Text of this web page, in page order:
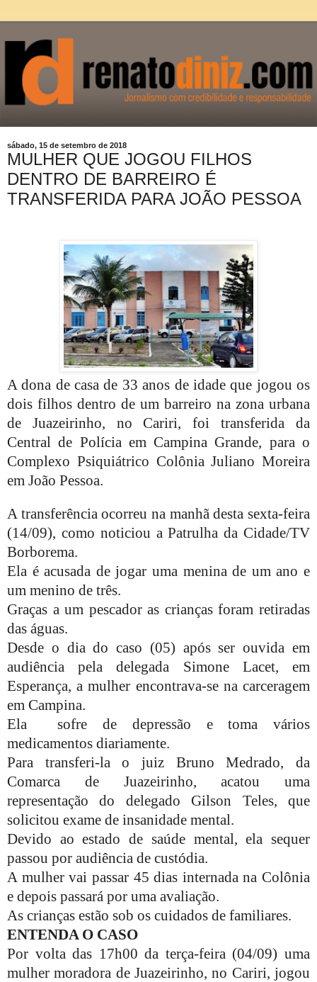
sábado, 15 de setembro de 2018
MULHER QUE JOGOU FILHOS
DENTRO DE BARREIRO É
TRANSFERIDA PARA JOÃO PESSOA
A dona de casa de 33 anos de idade que jogou os
dois filhos dentro de um barreiro na zona urbana
de Juazeirinho, no Cariri, foi transferida da
Central de Polícia em Campina Grande, para o
Complexo Psiquiátrico Colônia Juliano Moreira
em João Pessoa.
A transferência ocorreu na manhã desta sexta-feira
(14/09), como noticiou a Patrulha da Cidade/TV
Borborema.
Ela é acusada de jogar uma menina de um ano e
um menino de três.
Graças a um pescador as crianças foram retiradas
das águas.
Desde o dia do caso (05) após ser ouvida em
audiência pela delegada Simone Lacet, em
Esperança, a mulher encontrava-se na carceragem
em Campina.
Ela
sofre de depressão e toma vários
medicamentos diariamente.
Para transferi-la o juiz Bruno Medrado, da
Comarca de Juazeirinho, acatou uma
representação do delegado Gilson Teles, que
solicitou exame de insanidade mental.
Devido ao estado de saúde mental, ela sequer
passou por audiência de custódia.
A mulher vai passar 45 dias internada na Colônia
e depois passará por uma avaliação.
As crianças estão sob os cuidados de familiares.
ENTENDA O CASO
Por volta das 17h00 da terça-feira (04/09) uma
mulher moradora de Juazeirinho, no Cariri, jogou